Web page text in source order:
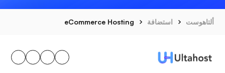
ألتاهوست استضافة eCommerce Hosting